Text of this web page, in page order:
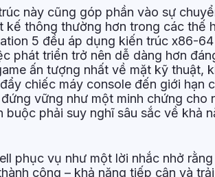
này cũng góp phần vào sự
kế thông thường hơn trong các thế
5 đều áp dụng kiến trúc x86-
phát triển trở nên dễ dàng hơn
ấn tượng nhất về mặt kỹ thuật,
chiếc máy console đến giới hạn
vững như một minh chứng cho
phải suy nghĩ sâu sắc về khả
phục vụ như một lời nhắc nhở
công – khả năng tiếp cận và